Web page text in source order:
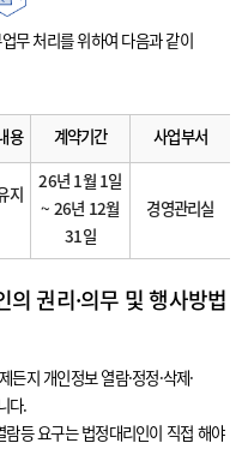
무 처리를 위하여 다음과 같이
용 계약기간 사업부서
지
26년 1월 1일
~ 26년 12월
31일
경영관리실
권리·의무 및 행사방법
지 개인정보 열람·정정·삭제·
다.
등 요구는 법정대리인이 직접 해야